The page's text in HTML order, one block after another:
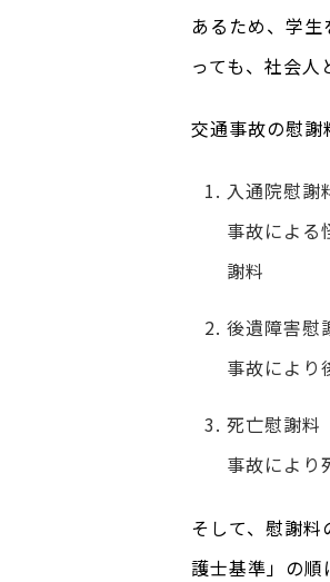
あるため、学
っても、社会人
交通事故の慰謝
入通院慰謝
事故による
謝料
後遺障害慰
事故により
死亡慰謝料
事故により
そして、慰謝
護士基準」の順